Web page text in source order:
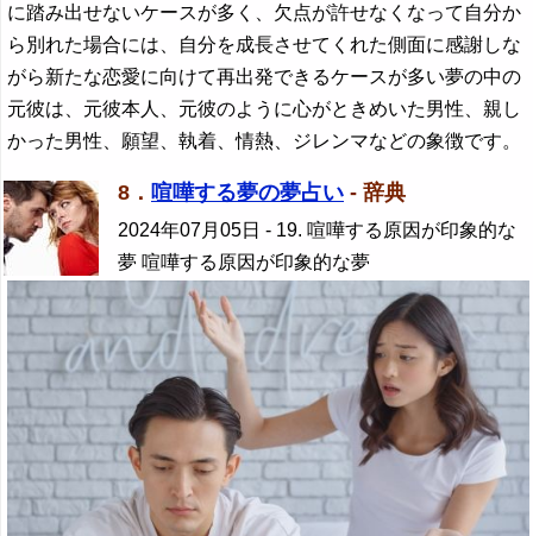
に踏み出せないケースが多く、欠点が許せなくなって自分か
ら別れた場合には、自分を成長させてくれた側面に感謝しな
がら新たな恋愛に向けて再出発できるケースが多い夢の中の
元彼は、元彼本人、元彼のように心がときめいた男性、親し
かった男性、願望、執着、情熱、ジレンマなどの象徴です。
8． 喧嘩する夢の夢占い - 辞典
2024年07月05日 - 19. 喧嘩する原因が印象的な
夢 喧嘩する原因が印象的な夢